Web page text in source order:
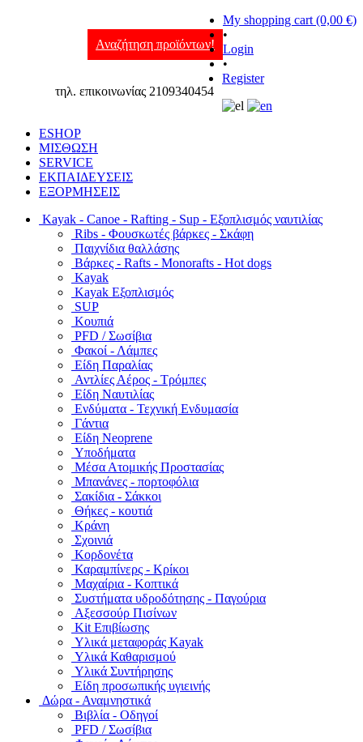
Αναζήτηση προϊόντων!
τηλ. επικοινωνίας 2109340454
My shopping cart (0,00 €)
•
Login
•
Register
ESHOP
ΜΙΣΘΩΣΗ
SERVICE
ΕΚΠΑΙΔΕΥΣΕΙΣ
ΕΞΟΡΜΗΣΕΙΣ
Kayak - Canoe - Rafting - Sup - Εξοπλισμός ναυτιλίας
Ribs - Φουσκωτές βάρκες - Σκάφη
Παιχνίδια θαλλάσης
Βάρκες - Rafts - Monorafts - Hot dogs
Kayak
Kayak Εξοπλισμός
SUP
Κουπιά
PFD / Σωσίβια
Φακοί - Λάμπες
Είδη Παραλίας
Αντλίες Αέρος - Τρόμπες
Είδη Ναυτιλίας
Ενδύματα - Τεχνική Ενδυμασία
Γάντια
Είδη Neoprene
Υποδήματα
Μέσα Ατομικής Προστασίας
Μπανάνες - πορτοφόλια
Σακίδια - Σάκκοι
Θήκες - κουτιά
Κράνη
Σχοινιά
Κορδονέτα
Καραμπίνερς - Κρίκοι
Μαχαίρια - Κοπτικά
Συστήματα υδροδότησης - Παγούρια
Αξεσσούρ Πισίνων
Kit Επιβίωσης
Υλικά μεταφοράς Kayak
Υλικά Καθαρισμού
Υλικά Συντήρησης
Είδη προσωπικής υγιεινής
Δώρα - Αναμνηστικά
Βιβλία - Οδηγοί
PFD / Σωσίβια